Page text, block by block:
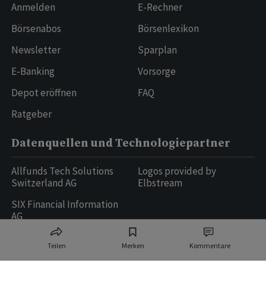
Teilen Merken Kommentare
Anmelden
Börsenabos
Newsletter
E-Banking
Depot eröffnen
Ratgeber
E-Rechner
Börsenlexikon
Sparplan
Vorsorge
FAQ
Datenquellen und Technologiepartner
Allfunds Tech Solutions
Switzerland AG
SIX Financial Information
AG
Logos provided by
Elbstream
Ringier AG | Ringier Medien Schweiz